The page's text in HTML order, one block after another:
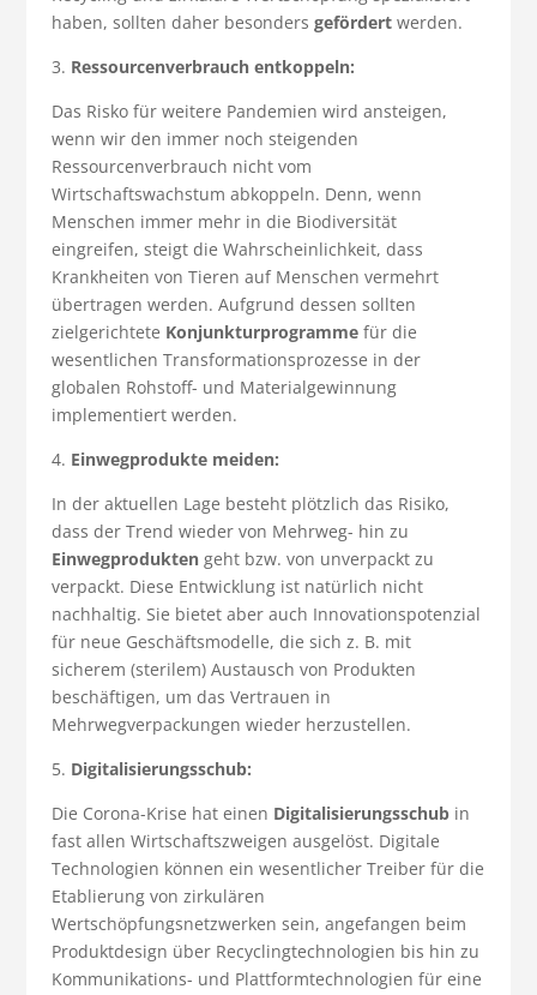
haben, sollten daher besonders gefördertwerden.
3. Ressourcenverbrauch entkoppeln:
Das Risko für weitere Pandemien wird ansteigen,
wenn wir den immer noch steigenden
Ressourcenverbrauch nicht vom
Wirtschaftswachstum abkoppeln. Denn, wenn
Menschen immer mehr in die Biodiversität
eingreifen, steigt die Wahrscheinlichkeit, dass
Krankheiten von Tieren auf Menschen vermehrt
übertragen werden. Aufgrund dessen sollten
zielgerichtete Konjunkturprogrammefür die
wesentlichen Transformationsprozesse in der
globalen Rohstoff- und Materialgewinnung
implementiert werden.
4. Einwegprodukte meiden:
In der aktuellen Lage besteht plötzlich das Risiko,
dass der Trend wieder von Mehrweg- hin zu
Einwegproduktengeht bzw. von unverpackt zu
verpackt. Diese Entwicklung ist natürlich nicht
nachhaltig. Sie bietet aber auch Innovationspotenzial
für neue Geschäftsmodelle, die sich z. B. mit
sicherem (sterilem) Austausch von Produkten
beschäftigen, um das Vertrauen in
Mehrwegverpackungen wieder herzustellen.
5. Digitalisierungsschub:
Die Corona-Krise hat einen Digitalisierungsschubin
fast allen Wirtschaftszweigen ausgelöst. Digitale
Technologien können ein wesentlicher Treiber für die
Etablierung von zirkulären
Wertschöpfungsnetzwerken sein, angefangen beim
Produktdesign über Recyclingtechnologien bis hin zu
Kommunikations- und Plattformtechnologien für eine